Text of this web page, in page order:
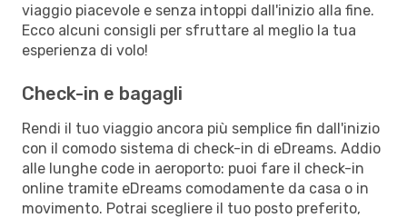
viaggio piacevole e senza intoppi dall'inizio alla fine.
Ecco alcuni consigli per sfruttare al meglio la tua
esperienza di volo!
Check-in e bagagli
Rendi il tuo viaggio ancora più semplice fin dall'inizio
con il comodo sistema di check-in di eDreams. Addio
alle lunghe code in aeroporto: puoi fare il check-in
online tramite eDreams comodamente da casa o in
movimento. Potrai scegliere il tuo posto preferito,